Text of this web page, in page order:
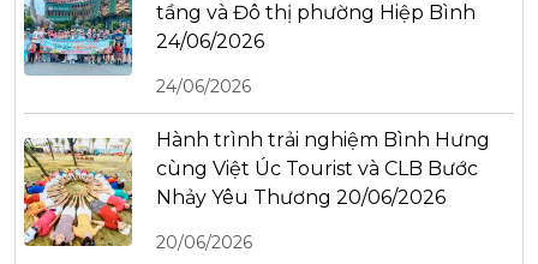
tầng và Đô thị phường Hiệp Bình
24/06/2026
24/06/2026
Hành trình trải nghiệm Bình Hưng
cùng Việt Úc Tourist và CLB Bước
Nhảy Yêu Thương 20/06/2026
20/06/2026